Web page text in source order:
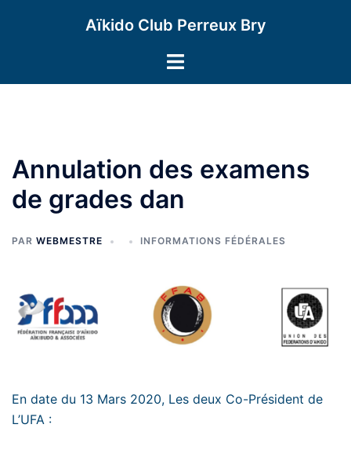
Aïkido Club Perreux Bry
Ouvrir/fermer
Annulation des examens
de grades dan
PAR WEBMESTRE INFORMATIONS FÉDÉRALES
En date du 13 Mars 2020, Les deux Co-Président de
L’UFA :